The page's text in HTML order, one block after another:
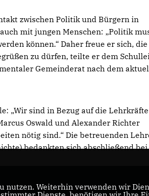
zwischen Politik und Bürgern in
mit jungen Menschen: „Politik
können.“ Daher freue er sich, die
zu dürfen, teilte er dem
Gemeinderat nach dem
„Wir sind in Bezug auf die Lehrkräfte
Oswald und Alexander Richter
nötig sind.“ Die betreuenden
bedankten sich abschließend bei
nutzen. Weiterhin verwenden wir